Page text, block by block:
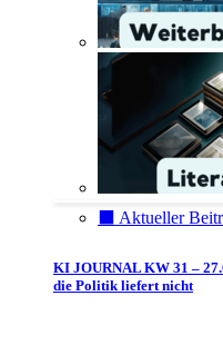
⬛️ Aktueller
KI JOURNAL KW 31 –
die Politik liefert nicht